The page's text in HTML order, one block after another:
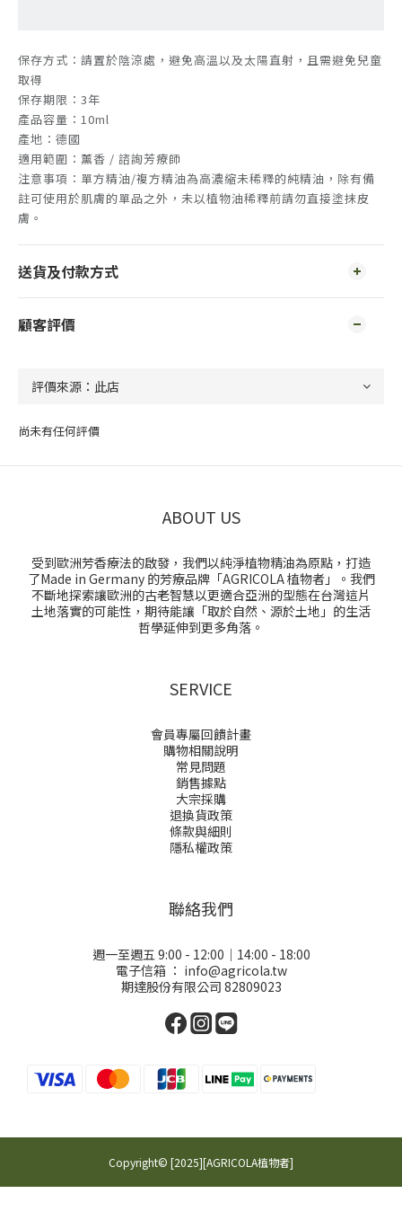
保存方式：請置於陰涼處，避免高溫以及太陽直射，且需避免兒童
取得
保存期限：3年
產品容量：10ml
產地：德國
適用範圍：薰香 / 諮詢芳療師
注意事項：單方精油/複方精油為高濃縮未稀釋的純精油，除有備
註可使用於肌膚的單品之外，未以植物油稀釋前請勿直接塗抹皮
膚。
送貨及付款方式
顧客評價
尚未有任何評價
ABOUT US
受到歐洲芳香療法的啟發，我們以純淨植物精油為原點，打造
了Made in Germany 的芳療品牌「AGRICOLA 植物者」。我們
不斷地探索讓歐洲的古老智慧以更適合亞洲的型態在台灣這片
土地落實的可能性，期待能讓「取於自然、源於土地」的生活
哲學延伸到更多角落。
SERVICE
會員專屬回饋計畫
購物相關說明
常見問題
銷售據點
大宗採購
退換貨政策
條款與細則
隱私權政策
聯絡我們
週一至週五 9:00 - 12:00｜14:00 - 18:00
電子信箱 ： info@agricola.tw
期達股份有限公司 82809023
Copyright© [2025][AGRICOLA植物者]